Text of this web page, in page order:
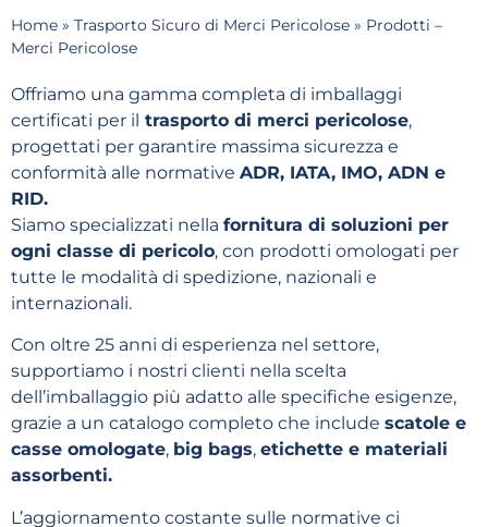
Home » Trasporto Sicuro di Merci Pericolose » Prodotti –
Merci Pericolose
Offriamo una gamma completa di imballaggi
certificati per il trasporto di merci pericolose,
progettati per garantire massima sicurezza e
conformità alle normative ADR, IATA, IMO, ADN e
RID.
Siamo specializzati nella fornitura di soluzioni per
ogni classe di pericolo, con prodotti omologati per
tutte le modalità di spedizione, nazionali e
internazionali.
Con oltre 25 anni di esperienza nel settore,
supportiamo i nostri clienti nella scelta
dell’imballaggio più adatto alle specifiche esigenze,
grazie a un catalogo completo che include scatole e
casse omologate, big bags, etichette e materiali
assorbenti.
L’aggiornamento costante sulle normative ci